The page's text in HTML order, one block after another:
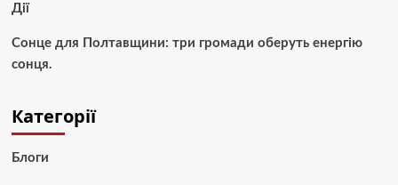
Дії
Сонце для Полтавщини: три громади оберуть енергію
сонця.
Категорії
Блоги